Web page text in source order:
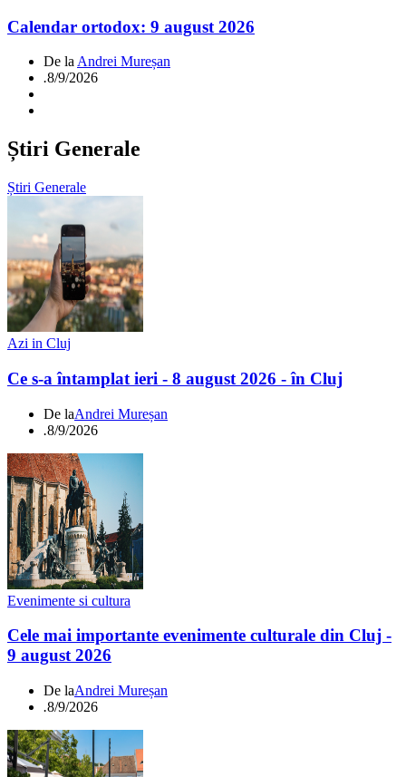
Calendar ortodox: 9 august 2026
De la Andrei Mureșan
.8/9/2026
Știri Generale
Știri Generale
Azi in Cluj
Ce s-a întamplat ieri - 8 august 2026 - în Cluj
De laAndrei Mureșan
.8/9/2026
Evenimente si cultura
Cele mai importante evenimente culturale din Cluj -
9 august 2026
De laAndrei Mureșan
.8/9/2026